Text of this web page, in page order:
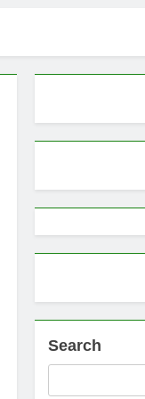
Pemprov
9 Months Ago
Search